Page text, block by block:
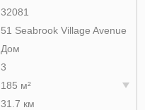
32081
51 Seabrook Village Avenue
Дом
3
185 м²
31.7 км